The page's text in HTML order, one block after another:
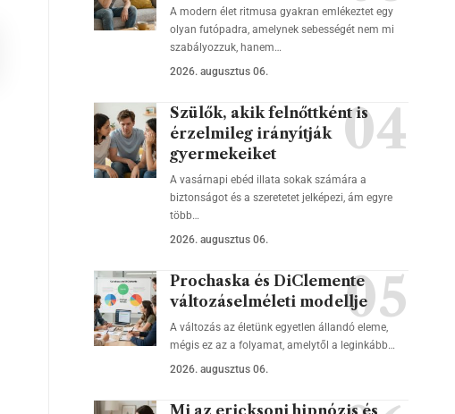
A modern élet ritmusa gyakran emlékeztet egy
olyan futópadra, amelynek sebességét nem mi
szabályozzuk, hanem…
2026. augusztus 06.
Szülők, akik felnőttként is
érzelmileg irányítják
gyermekeiket
A vasárnapi ebéd illata sokak számára a
biztonságot és a szeretetet jelképezi, ám egyre
több…
2026. augusztus 06.
Prochaska és DiClemente
változáselméleti modellje
A változás az életünk egyetlen állandó eleme,
mégis ez az a folyamat, amelytől a leginkább…
2026. augusztus 06.